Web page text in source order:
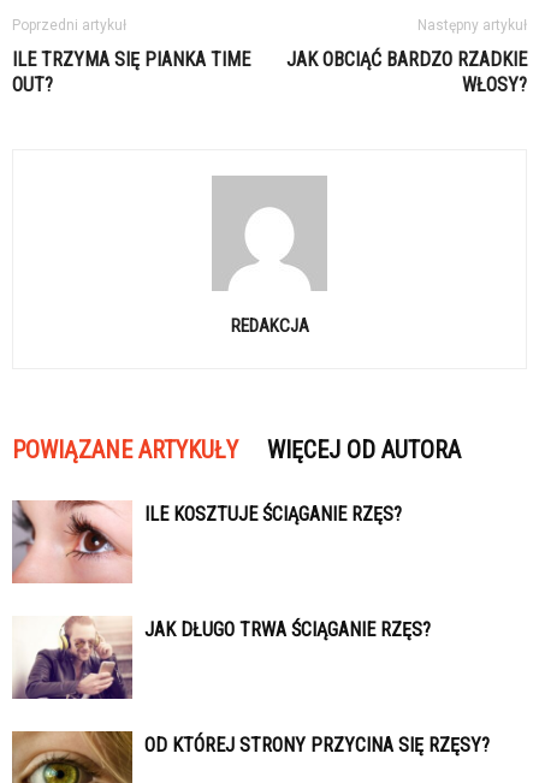
Poprzedni artykuł
ILE TRZYMA SIĘ PIANKA TIME
OUT?
Następny artykuł
JAK OBCIĄĆ BARDZO RZADKIE
WŁOSY?
REDAKCJA
POWIĄZANE ARTYKUŁY WIĘCEJ OD AUTORA
ILE KOSZTUJE ŚCIĄGANIE RZĘS?
JAK DŁUGO TRWA ŚCIĄGANIE RZĘS?
OD KTÓREJ STRONY PRZYCINA SIĘ RZĘSY?